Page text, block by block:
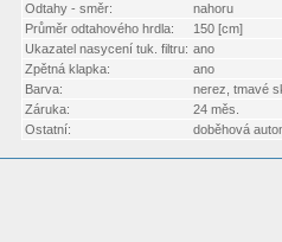
Odtahy - směr:
nahoru
Průměr odtahového hrdla:
150 [cm]
Ukazatel nasycení tuk. filtru: ano
Zpětná klapka:
ano
Barva:
nerez, tmavé
Záruka:
24 měs.
Ostatní:
doběhová